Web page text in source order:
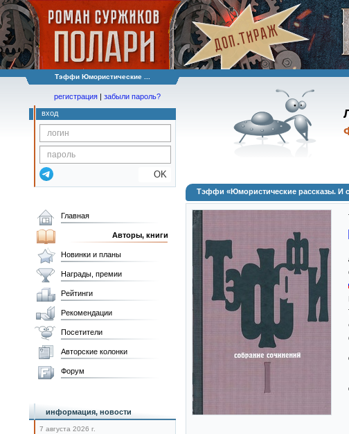
Тэффи Юмористические ...
регистрация | забыли пароль?
вход
OK
Тэффи «Юмористические рассказы. И
Главная
Авторы, книги
Новинки и планы
Награды, премии
Рейтинги
Рекомендации
Посетители
Авторские колонки
Форум
информация, новости
7 августа 2026 г.